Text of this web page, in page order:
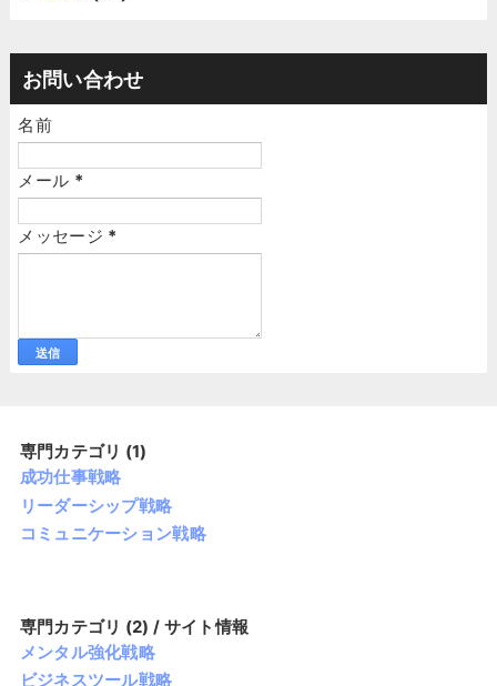
お問い合わせ
名前
メール *
メッセージ *
専門カテゴリ (1)
成功仕事戦略
リーダーシップ戦略
コミュニケーション戦略
専門カテゴリ (2) / サイト情報
メンタル強化戦略
ビジネスツール戦略